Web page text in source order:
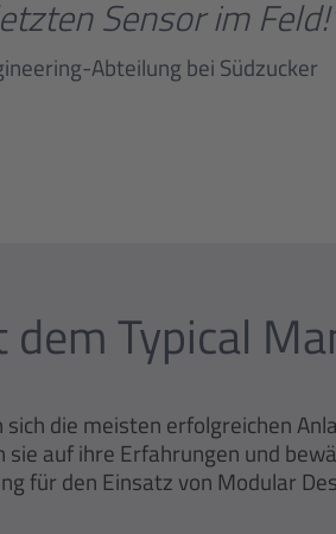
Sensor im
Abteilung bei Südzucker
Typical
die meisten erfolgreichen
sie auf ihre Erfahrungen und
für den Einsatz von Modular